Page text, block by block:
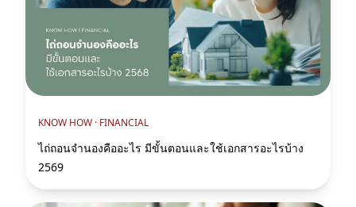
KNOW HOW · FINANCIAL
ไถ่ถอนจำนองคืออะไร มีขั้นตอนและใช้เอกสารอะไรบ้าง
2569